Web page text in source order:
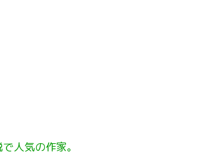
人気の作家。